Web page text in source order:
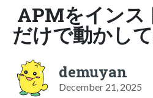
APMをインス
だけで動かし
demuyan
December 21, 2025